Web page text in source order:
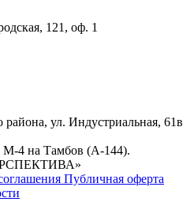
121, оф. 1
района, ул. Индустриальная, 61в
М-4 на Тамбов (А-144).
Публичная оферта